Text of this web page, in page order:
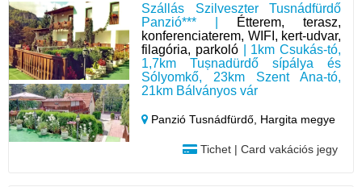
Szállás Szilveszter Tusnádfürdő
Panzió*** |
Étterem, terasz,
konferenciaterem, WIFI, kert-udvar,
filagória, parkoló| 1km Csukás-tó,
1,7km Tușnadürdő sípálya és
Sólyomkő, 23km Szent Ana-tó,
21km Bálványos vár
Panzió Tusnádfürdő, Hargita megye
Tichet | Card vakációs jegy